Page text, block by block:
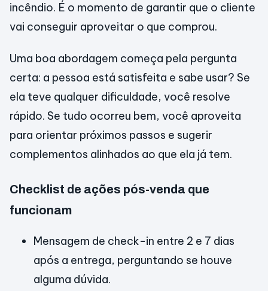
incêndio. É o momento de garantir que o cliente
vai conseguir aproveitar o que comprou.
Uma boa abordagem começa pela pergunta
certa: a pessoa está satisfeita e sabe usar? Se
ela teve qualquer dificuldade, você resolve
rápido. Se tudo ocorreu bem, você aproveita
para orientar próximos passos e sugerir
complementos alinhados ao que ela já tem.
Checklist de ações pós-venda que
funcionam
Mensagem de check-in entre 2 e 7 dias
após a entrega, perguntando se houve
alguma dúvida.